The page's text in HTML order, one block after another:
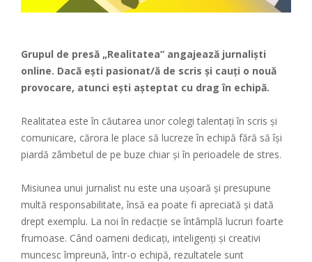
Grupul de presă „Realitatea” angajează jurnaliști
online. Dacă ești pasionat/ă de scris și cauți o nouă
provocare, atunci ești așteptat cu drag în echipă.
Realitatea este în căutarea unor colegi talentați în scris și
comunicare, cărora le place să lucreze în echipă fără să își
piardă zâmbetul de pe buze chiar și în perioadele de stres.
Misiunea unui jurnalist nu este una ușoară și presupune
multă responsabilitate, însă ea poate fi apreciată și dată
drept exemplu. La noi în redacție se întâmplă lucruri foarte
frumoase. Când oameni dedicați, inteligenți și creativi
muncesc împreună, într-o echipă, rezultatele sunt